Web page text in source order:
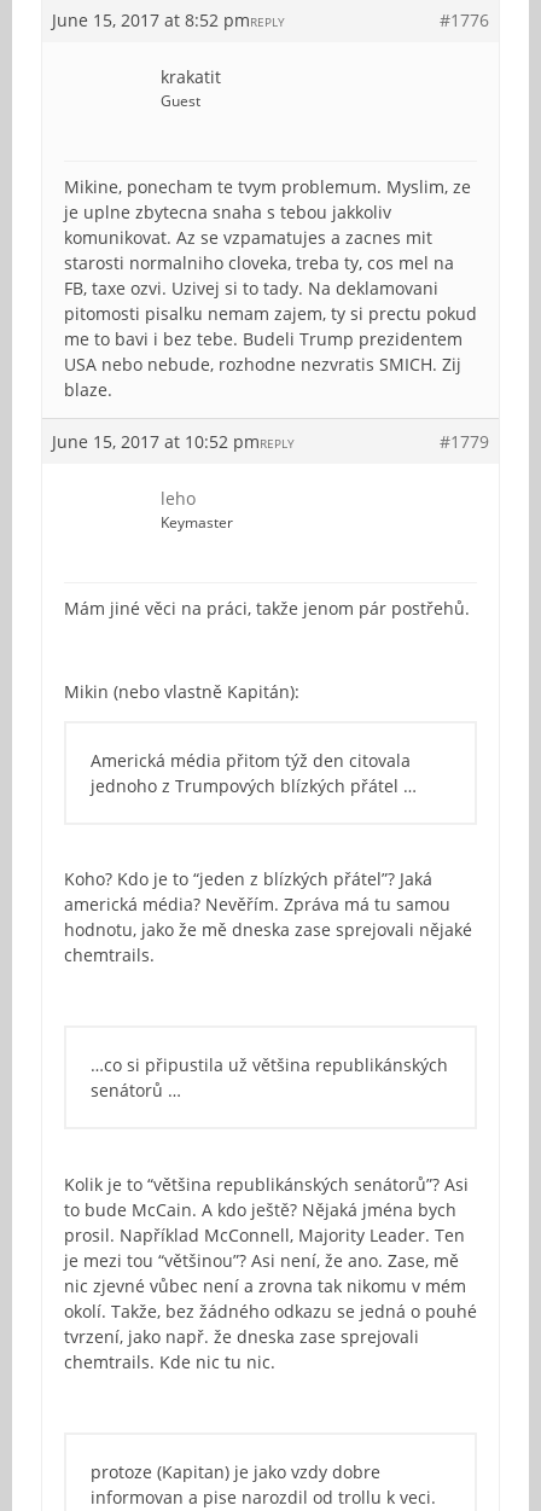
June 15, 2017 at 8:52 pm #1776
REPLY
krakatit
Guest
Mikine, ponecham te tvym problemum. Myslim, ze
je uplne zbytecna snaha s tebou jakkoliv
komunikovat. Az se vzpamatujes a zacnes mit
starosti normalniho cloveka, treba ty, cos mel na
FB, taxe ozvi. Uzivej si to tady. Na deklamovani
pitomosti pisalku nemam zajem, ty si prectu pokud
me to bavi i bez tebe. Budeli Trump prezidentem
USA nebo nebude, rozhodne nezvratis SMICH. Zij
blaze.
June 15, 2017 at 10:52 pm #1779
REPLY
leho
Keymaster
Mám jiné věci na práci, takže jenom pár postřehů.
Mikin (nebo vlastně Kapitán):
Americká média přitom týž den citovala
jednoho z Trumpových blízkých přátel …
Koho? Kdo je to “jeden z blízkých přátel”? Jaká
americká média? Nevěřím. Zpráva má tu samou
hodnotu, jako že mě dneska zase sprejovali nějaké
chemtrails.
…co si připustila už většina republikánských
senátorů …
Kolik je to “většina republikánských senátorů”? Asi
to bude McCain. A kdo ještě? Nějaká jména bych
prosil. Například McConnell, Majority Leader. Ten
je mezi tou “většinou”? Asi není, že ano. Zase, mě
nic zjevné vůbec není a zrovna tak nikomu v mém
okolí. Takže, bez žádného odkazu se jedná o pouhé
tvrzení, jako např. že dneska zase sprejovali
chemtrails. Kde nic tu nic.
protoze (Kapitan) je jako vzdy dobre
informovan a pise narozdil od trollu k veci.